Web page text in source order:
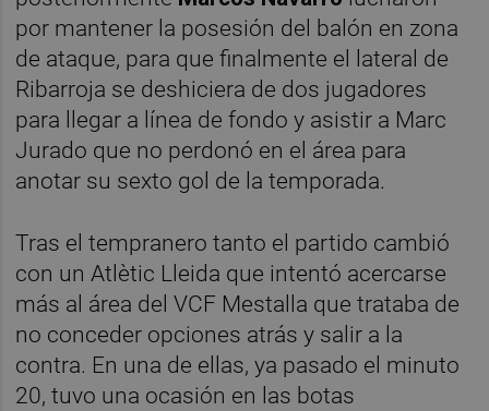
por mantener la posesión del balón en zona
de ataque, para que finalmente el lateral de
Ribarroja se deshiciera de dos jugadores
para llegar a línea de fondo y asistir a Marc
Jurado que no perdonó en el área para
anotar su sexto gol de la temporada.
Tras el tempranero tanto el partido cambió
con un Atlètic Lleida que intentó acercarse
más al área del VCF Mestalla que trataba de
no conceder opciones atrás y salir a la
contra. En una de ellas, ya pasado el minuto
20, tuvo una ocasión en las botas